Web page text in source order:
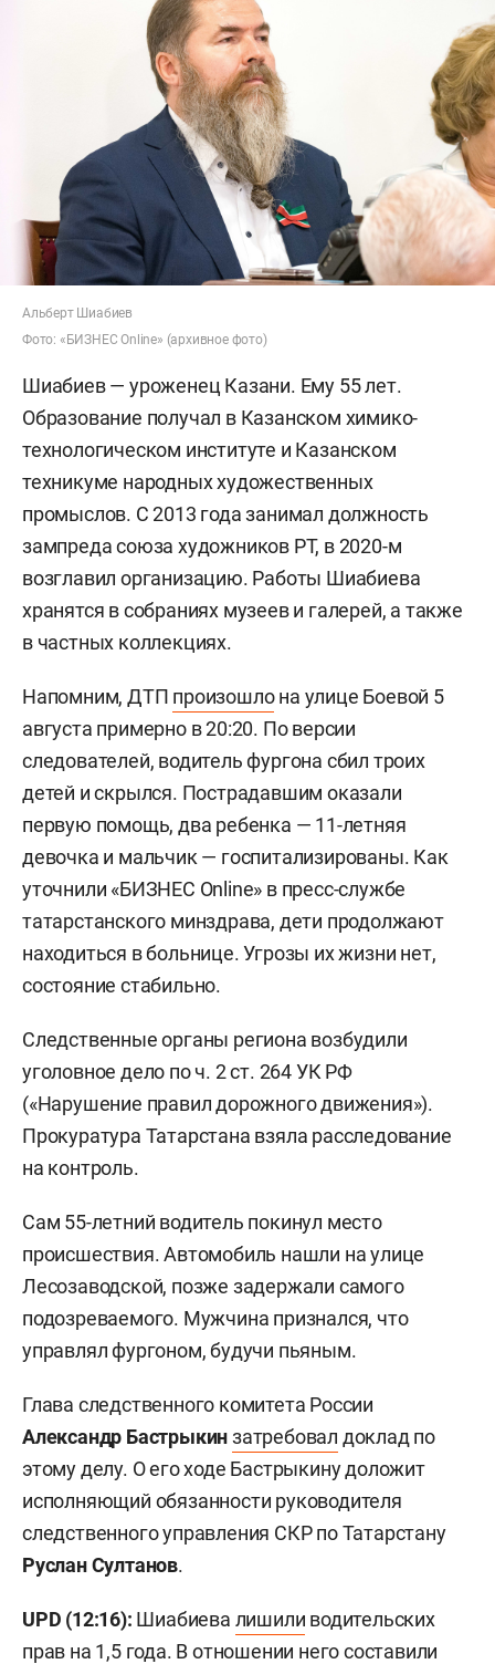
Альберт Шиабиев
Фото: «БИЗНЕС Online» (архивное фото)
Шиабиев — уроженец Казани. Ему 55 лет.
Образование получал в Казанском химико-
технологическом институте и Казанском
техникуме народных художественных
промыслов. С 2013 года занимал должность
зампреда союза художников РТ, в 2020-м
возглавил организацию. Работы Шиабиева
хранятся в собраниях музеев и галерей, а также
в частных коллекциях.
Напомним, ДТП произошлона улице Боевой 5
августа примерно в 20:20. По версии
следователей, водитель фургона сбил троих
детей и скрылся. Пострадавшим оказали
первую помощь, два ребенка — 11-летняя
девочка и мальчик — госпитализированы. Как
уточнили «БИЗНЕС Online» в пресс-службе
татарстанского минздрава, дети продолжают
находиться в больнице. Угрозы их жизни нет,
состояние стабильно.
Следственные органы региона возбудили
уголовное дело по ч. 2 ст. 264 УК РФ
(«Нарушение правил дорожного движения»).
Прокуратура Татарстана взяла расследование
на контроль.
Сам 55-летний водитель покинул место
происшествия. Автомобиль нашли на улице
Лесозаводской, позже задержали самого
подозреваемого. Мужчина признался, что
управлял фургоном, будучи пьяным.
Глава следственного комитета России
Александр Бастрыкинзатребовал доклад по
этому делу. О его ходе Бастрыкину доложит
исполняющий обязанности руководителя
следственного управления СКР по Татарстану
Руслан Султанов.
UPD (12:16): Шиабиева лишили водительских
прав на 1,5 года. В отношении него составили